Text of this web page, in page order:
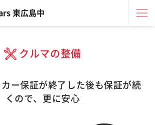
東広島中
クルマの整備
ー保証が終了した後も保証が続
くので、更に安心